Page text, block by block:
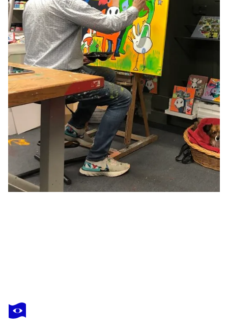
FREDI
GERTSCH